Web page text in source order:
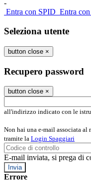
-
Entra con SPID Entra
Seleziona utente
button close ×
Recupero password
button close ×
all'indirizzo indicato con le
Non hai una e-mail associata al
tramite la Login Spaggiari
E-mail inviata, si prega di
Errore